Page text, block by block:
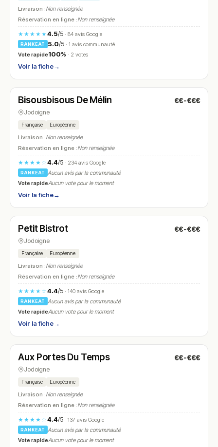
Livraison :Non renseignée
Réservation en ligne :Non renseignée
★★★★★4.5/5· 84 avis Google
RANKEAT 5.0/5 · 1 avis communauté
Vote rapide100% · 2 votes
Voir la fiche→
N° 21
Bisousbisous De Mélin €€-€€€
Jodoigne
Française Européenne
Livraison :Non renseignée
Réservation en ligne :Non renseignée
★★★★☆4.4/5· 234 avis Google
RANKEAT
Aucun avis par la communauté
Vote rapideAucun vote pour le moment
Voir la fiche→
N° 22
Petit Bistrot €€-€€€
Jodoigne
Française Européenne
Livraison :Non renseignée
Réservation en ligne :Non renseignée
★★★★☆4.4/5· 140 avis Google
RANKEAT
Aucun avis par la communauté
Vote rapideAucun vote pour le moment
Voir la fiche→
N° 23
Aux Portes Du Temps €€-€€€
Jodoigne
Française Européenne
Livraison :Non renseignée
Réservation en ligne :Non renseignée
★★★★☆4.4/5· 137 avis Google
RANKEAT
Aucun avis par la communauté
Vote rapideAucun vote pour le moment